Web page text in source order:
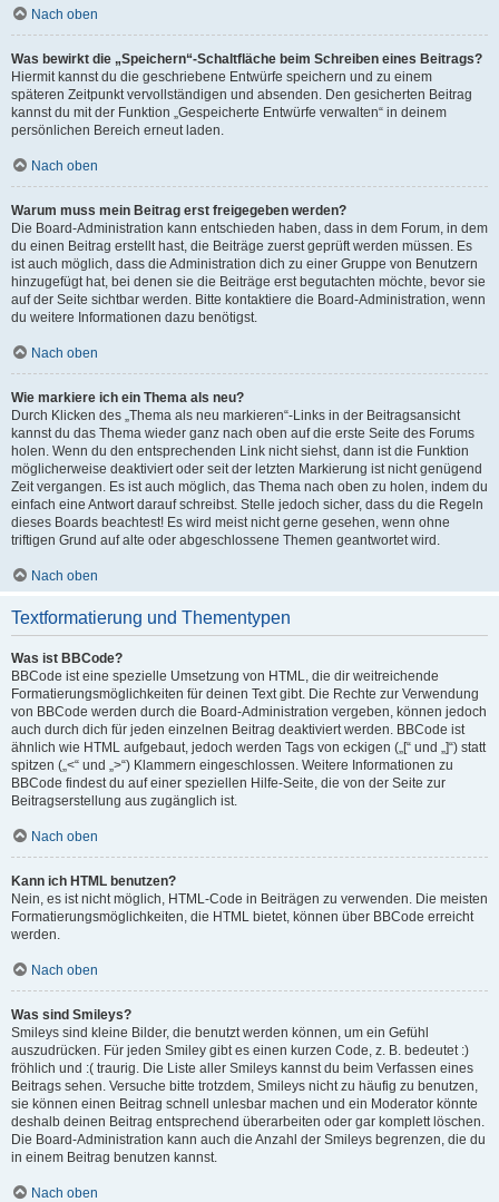
Nach oben
Was bewirkt die „Speichern“-Schaltfläche beim Schreiben eines Beitrags?
Hiermit kannst du die geschriebene Entwürfe speichern und zu einem
späteren Zeitpunkt vervollständigen und absenden. Den gesicherten Beitrag
kannst du mit der Funktion „Gespeicherte Entwürfe verwalten“ in deinem
persönlichen Bereich erneut laden.
Nach oben
Warum muss mein Beitrag erst freigegeben werden?
Die Board-Administration kann entschieden haben, dass in dem Forum, in dem
du einen Beitrag erstellt hast, die Beiträge zuerst geprüft werden müssen. Es
ist auch möglich, dass die Administration dich zu einer Gruppe von Benutzern
hinzugefügt hat, bei denen sie die Beiträge erst begutachten möchte, bevor sie
auf der Seite sichtbar werden. Bitte kontaktiere die Board-Administration, wenn
du weitere Informationen dazu benötigst.
Nach oben
Wie markiere ich ein Thema als neu?
Durch Klicken des „Thema als neu markieren“-Links in der Beitragsansicht
kannst du das Thema wieder ganz nach oben auf die erste Seite des Forums
holen. Wenn du den entsprechenden Link nicht siehst, dann ist die Funktion
möglicherweise deaktiviert oder seit der letzten Markierung ist nicht genügend
Zeit vergangen. Es ist auch möglich, das Thema nach oben zu holen, indem du
einfach eine Antwort darauf schreibst. Stelle jedoch sicher, dass du die Regeln
dieses Boards beachtest! Es wird meist nicht gerne gesehen, wenn ohne
triftigen Grund auf alte oder abgeschlossene Themen geantwortet wird.
Nach oben
Textformatierung und Thementypen
Was ist BBCode?
BBCode ist eine spezielle Umsetzung von HTML, die dir weitreichende
Formatierungsmöglichkeiten für deinen Text gibt. Die Rechte zur Verwendung
von BBCode werden durch die Board-Administration vergeben, können jedoch
auch durch dich für jeden einzelnen Beitrag deaktiviert werden. BBCode ist
ähnlich wie HTML aufgebaut, jedoch werden Tags von eckigen („[“ und „]“) statt
spitzen („<“ und „>“) Klammern eingeschlossen. Weitere Informationen zu
BBCode findest du auf einer speziellen Hilfe-Seite, die von der Seite zur
Beitragserstellung aus zugänglich ist.
Nach oben
Kann ich HTML benutzen?
Nein, es ist nicht möglich, HTML-Code in Beiträgen zu verwenden. Die meisten
Formatierungsmöglichkeiten, die HTML bietet, können über BBCode erreicht
werden.
Nach oben
Was sind Smileys?
Smileys sind kleine Bilder, die benutzt werden können, um ein Gefühl
auszudrücken. Für jeden Smiley gibt es einen kurzen Code, z. B. bedeutet :)
fröhlich und :( traurig. Die Liste aller Smileys kannst du beim Verfassen eines
Beitrags sehen. Versuche bitte trotzdem, Smileys nicht zu häufig zu benutzen,
sie können einen Beitrag schnell unlesbar machen und ein Moderator könnte
deshalb deinen Beitrag entsprechend überarbeiten oder gar komplett löschen.
Die Board-Administration kann auch die Anzahl der Smileys begrenzen, die du
in einem Beitrag benutzen kannst.
Nach oben